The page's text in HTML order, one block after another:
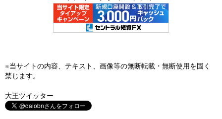
※当サイトの内容、テキスト、画像等の無断転載・無断使用を固く
禁じます。
大王ツイッター